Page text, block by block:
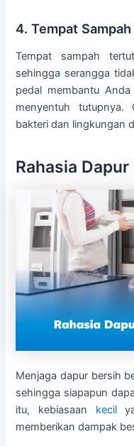
4. Tempat
Tempat sampah
sehingga serangga
pedal membantu
menyentuh tutupnya.
bakteri dan lingkungan
Rahasia
Menjaga dapur bersih
sehingga siapapun
itu, kebiasaan kecil
memberikan dampak